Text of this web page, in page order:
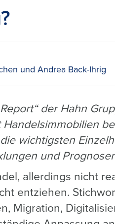
und Andrea Back-Ihrig
der Hahn
wichtigsten
und
allerdings nicht
entziehen.
Migration,